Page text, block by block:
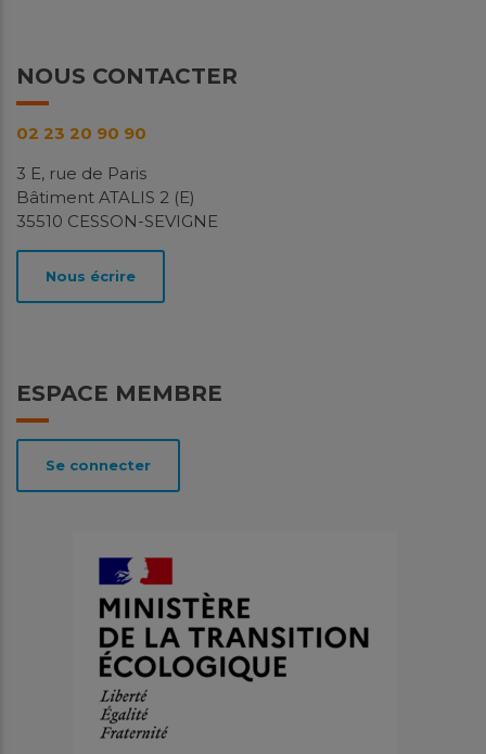
ESPACE MEMBRE
Se connecter
NOUS CONTACTER
02 23 20 90 90
3 E, rue de Paris
Bâtiment ATALIS 2 (E)
35510 CESSON-SEVIGNE
Nous écrire